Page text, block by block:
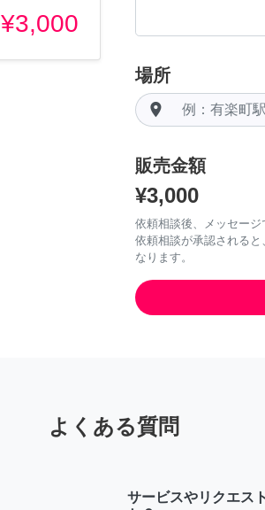
¥3,000
場所
room
販売金額
¥3,000
依頼相談後、メッセージ
依頼相談が承認される
なります。
よくある質問
サービスやリクエス